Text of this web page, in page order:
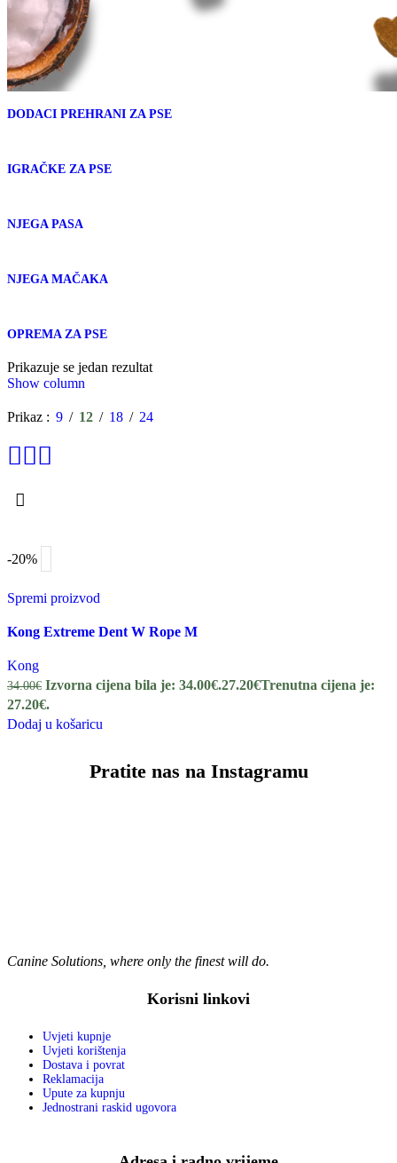
DODACI PREHRANI ZA PSE
IGRAČKE ZA PSE
NJEGA PASA
NJEGA MAČAKA
OPREMA ZA PSE
Prikazuje se jedan rezultat
Show column
Prikaz 9 12 18 24
-20%
Spremi proizvod
Kong Extreme Dent W Rope M
Kong
34.00€ Izvorna cijena bila je: 34.00€.27.20€Trenutna cijena je:
27.20€.
Dodaj u košaricu
Pratite nas na Instagramu
Canine Solutions, where only the finest will do.
Korisni linkovi
Uvjeti kupnje
Uvjeti korištenja
Dostava i povrat
Reklamacija
Upute za kupnju
Jednostrani raskid ugovora